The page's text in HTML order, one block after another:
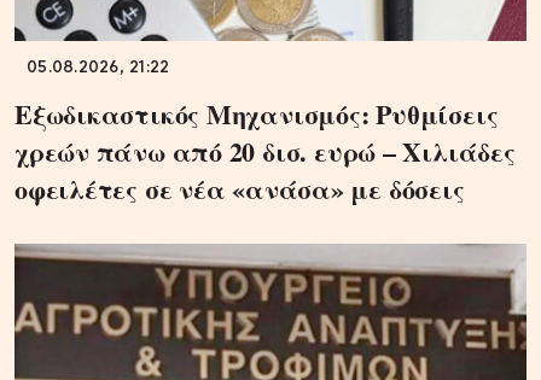
05.08.2026, 21:22
Εξωδικαστικός Μηχανισμός: Ρυθμίσεις
χρεών πάνω από 20 δισ. ευρώ – Χιλιάδες
οφειλέτες σε νέα «ανάσα» με δόσεις